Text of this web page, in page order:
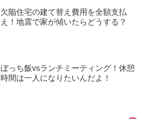
欠陥住宅の建て替え費用を全額支払
え！地震で家が傾いたらどうする？
ぼっち飯vsランチミーティング！休憩
時間は一人になりたいんだよ！